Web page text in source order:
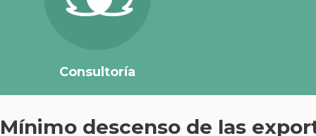
Consultoría
Mínimo descenso de las